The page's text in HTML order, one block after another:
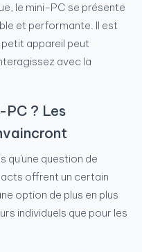
le mini-PC se présente
et performante. Il est
appareil peut
avec la
PC ? Les
qu'une question de
offrent un certain
option de plus en plus
individuels que pour les